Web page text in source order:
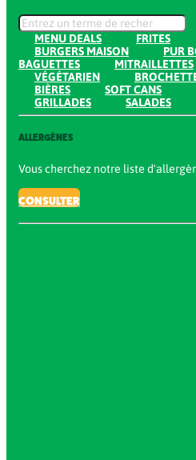
MENU DEALS FRITES
BURGERS MAISON
PUR
BAGUETTES
MITRAILLETTES
VÉGÉTARIEN
BIÈRES
SOFT CANS
GRILLADES
SALADES
ALLERGÈNES
Vous cherchez notre liste
CONSULTER